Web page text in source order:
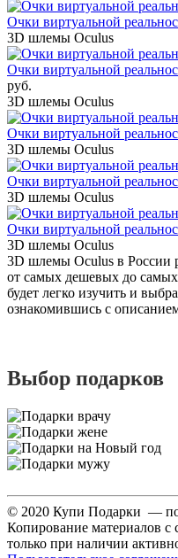
Очки виртуальной
3D шлемы Oculus
Очки виртуальной
руб.
3D шлемы Oculus
Очки виртуальной
3D шлемы Oculus
Очки виртуальной
3D шлемы Oculus
Очки виртуальной
3D шлемы Oculus
3D шлемы Oculus в России
от самых дешевых до
будет легко изучить и
ознакомившись с
Выбор подарков
© 2020 Купи Подарки —
Копирование материалов с
только при наличии